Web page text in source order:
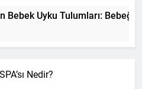
Uyku Tulumları:
Nedir?